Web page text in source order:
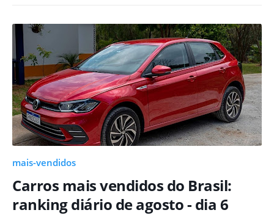
mais-vendidos
Carros mais vendidos do Brasil:
ranking diário de agosto - dia 6